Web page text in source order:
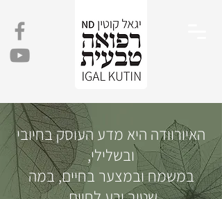
האיורוודה היא מדע העוסק בחיובי
ובשלילי,
במשמח ובמצער בחיים, במה